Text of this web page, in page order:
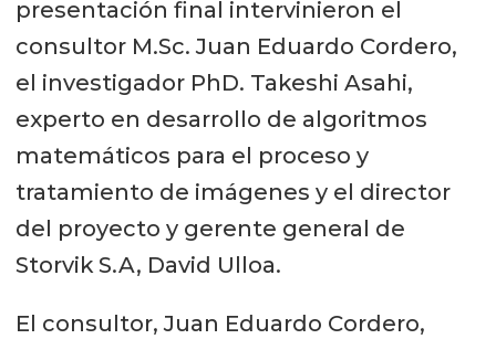
presentación final intervinieron el
consultor M.Sc. Juan Eduardo Cordero,
el investigador PhD. Takeshi Asahi,
experto en desarrollo de algoritmos
matemáticos para el proceso y
tratamiento de imágenes y el director
del proyecto y gerente general de
Storvik S.A, David Ulloa.
El consultor, Juan Eduardo Cordero,